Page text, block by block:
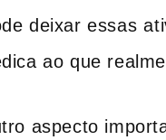
deixar essas⁣
ao que
aspecto